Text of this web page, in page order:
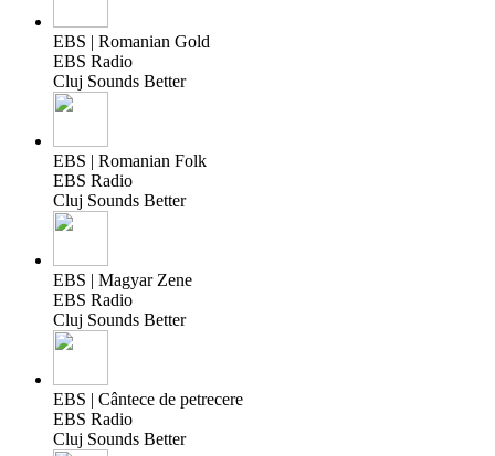
EBS | Romanian Gold
EBS Radio
Cluj Sounds Better
EBS | Romanian Folk
EBS Radio
Cluj Sounds Better
EBS | Magyar Zene
EBS Radio
Cluj Sounds Better
EBS | Cântece de petrecere
EBS Radio
Cluj Sounds Better